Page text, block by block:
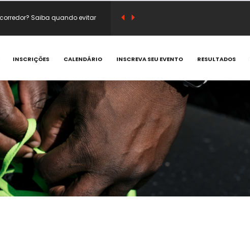
Saiba quando evitar
C e compostos
acontecem e como prevenir
INSCRIÇÕES CALENDÁRIO INSCREVA SEU EVENTO RESULTADOS